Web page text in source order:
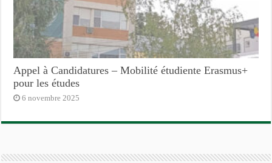
Appel à Candidatures – Mobilité étudiente Erasmus+
pour les études
6 novembre 2025